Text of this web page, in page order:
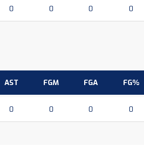
0 0 0 0
AST FGM FGA FG%
0 0 0 0